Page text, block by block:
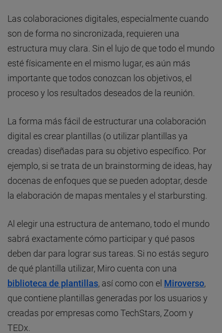
Las colaboraciones digitales, especialmente cuando
son de forma no sincronizada, requieren una
estructura muy clara. Sin el lujo de que todo el mundo
esté físicamente en el mismo lugar, es aún más
importante que todos conozcan los objetivos, el
proceso y los resultados deseados de la reunión.
La forma más fácil de estructurar una colaboración
digital es crear plantillas (o utilizar plantillas ya
creadas) diseñadas para su objetivo específico. Por
ejemplo, si se trata de un brainstorming de ideas, hay
docenas de enfoques que se pueden adoptar, desde
la elaboración de mapas mentales y el starbursting.
Al elegir una estructura de antemano, todo el mundo
sabrá exactamente cómo participar y qué pasos
deben dar para lograr sus tareas. Si no estás seguro
de qué plantilla utilizar, Miro cuenta con una
biblioteca de plantillas, así como con el Miroverso,
que contiene plantillas generadas por los usuarios y
creadas por empresas como TechStars, Zoom y
TEDx.